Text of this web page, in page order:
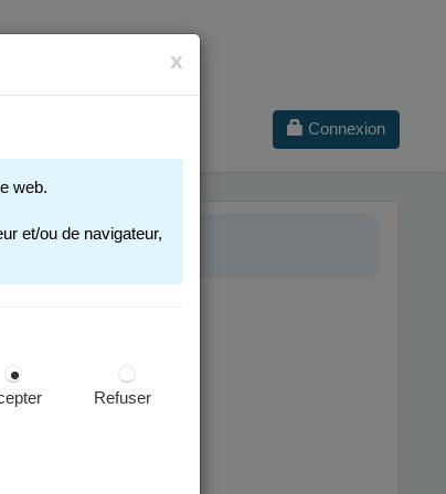
Connexion
2026
x
web.
et/ou de navigateur,
Refuser